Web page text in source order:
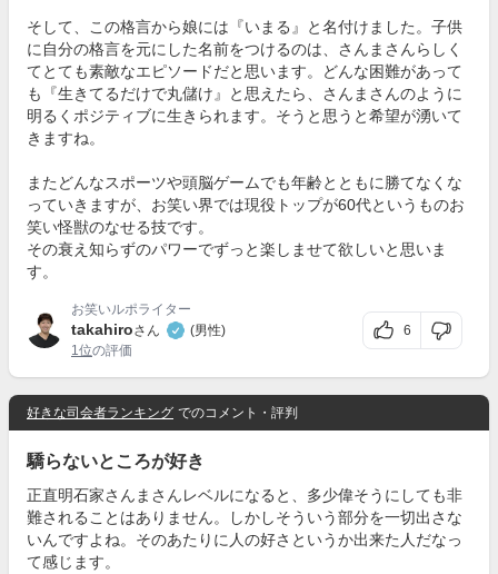
そして、この格言から娘には『いまる』と名付けました。子供
に自分の格言を元にした名前をつけるのは、さんまさんらしく
てとても素敵なエピソードだと思います。どんな困難があって
も『生きてるだけで丸儲け』と思えたら、さんまさんのように
明るくポジティブに生きられます。そうと思うと希望が湧いて
きますね。
またどんなスポーツや頭脳ゲームでも年齢とともに勝てなくな
っていきますが、お笑い界では現役トップが60代というものお
笑い怪獣のなせる技です。
その衰え知らずのパワーでずっと楽しませて欲しいと思いま
す。
お笑いルポライター
takahiroさん
(男性)
1位の評価
6
好きな司会者ランキング でのコメント・評判
驕らないところが好き
正直明石家さんまさんレベルになると、多少偉そうにしても非
難されることはありません。しかしそういう部分を一切出さな
いんですよね。そのあたりに人の好さというか出来た人だなっ
て感じます。